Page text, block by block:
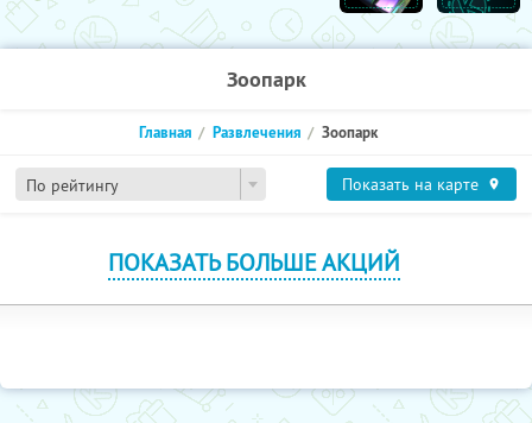
Зоопарк
По рейтингу
Главная Развлечения Зоопарк
Показать на карте
ПОКАЗАТЬ БОЛЬШЕ АКЦИЙ